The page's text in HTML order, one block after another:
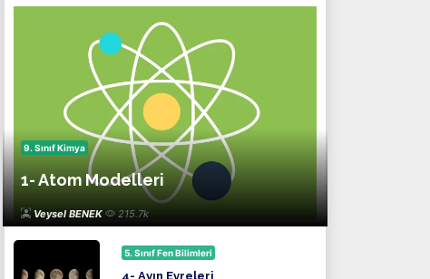
9. Sınıf Kimya
1- Atom Modelleri
Veysel BENEK 215.7k
5. Sınıf Fen Bilimleri
4- Ayın Evreleri